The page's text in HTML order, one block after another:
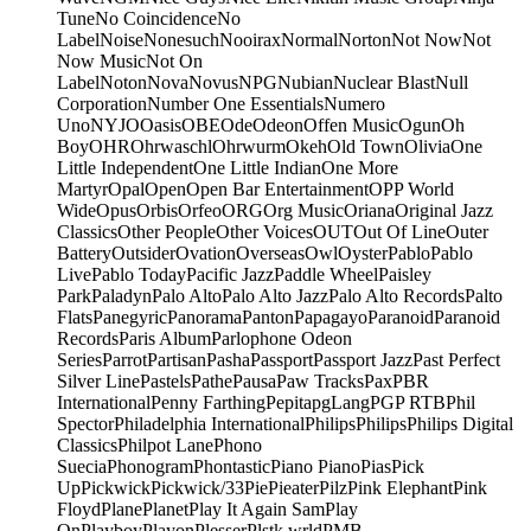
TuneNo CoincidenceNo
LabelNoiseNonesuchNooiraxNormalNortonNot NowNot
Now MusicNot On
LabelNotonNovaNovusNPGNubianNuclear BlastNull
CorporationNumber One EssentialsNumero
UnoNYJOOasisOBEOdeOdeonOffen MusicOgunOh
BoyOHROhrwaschlOhrwurmOkehOld TownOliviaOne
Little IndependentOne Little IndianOne More
MartyrOpalOpenOpen Bar EntertainmentOPP World
WideOpusOrbisOrfeoORGOrg MusicOrianaOriginal Jazz
ClassicsOther PeopleOther VoicesOUTOut Of LineOuter
BatteryOutsiderOvationOverseasOwlOysterPabloPablo
LivePablo TodayPacific JazzPaddle WheelPaisley
ParkPaladynPalo AltoPalo Alto JazzPalo Alto RecordsPalto
FlatsPanegyricPanoramaPantonPapagayoParanoidParanoid
RecordsParis AlbumParlophone Odeon
SeriesParrotPartisanPashaPassportPassport JazzPast Perfect
Silver LinePastelsPathePausaPaw TracksPaxPBR
InternationalPenny FarthingPepitapgLangPGP RTBPhil
SpectorPhiladelphia InternationalPhilipsPhilipsPhilips Digital
ClassicsPhilpot LanePhono
SueciaPhonogramPhontasticPiano PianoPiasPick
UpPickwickPickwick/33PiePieaterPilzPink ElephantPink
FloydPlanePlanetPlay It Again SamPlay